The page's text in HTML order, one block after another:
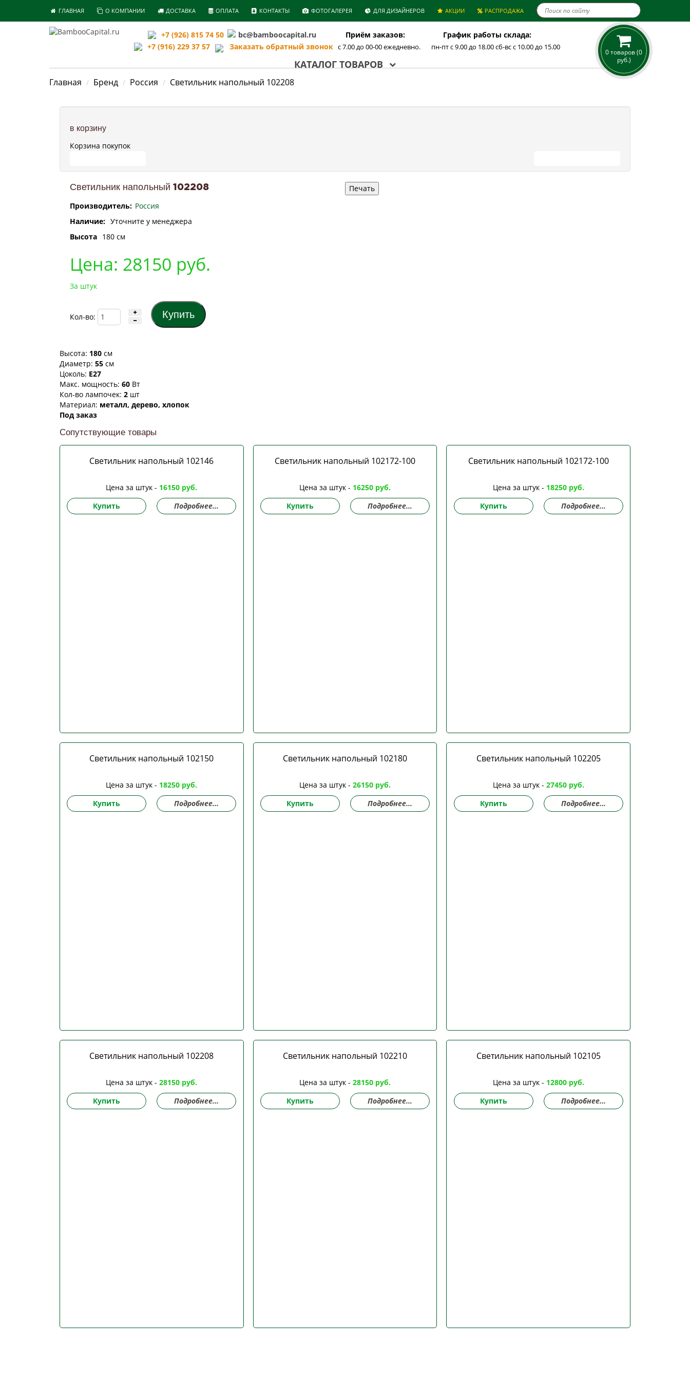
ГЛАВНАЯ О КОМПАНИИ ДОСТАВКА ОПЛАТА КОНТАКТЫ ФОТОГАЛЕРЕЯ ДЛЯ ДИЗАЙНЕРОВ АКЦИИ РАСПРОДАЖА
+7 (926) 815 74 50 bc@bamboocapital.ru Приём заказов:
График работы склада:
+7 (916) 229 37 57
Заказать обратный звонок с 7.00 до 00-00 ежедневно. пн-пт с 9.00 до 18.00 сб-вс с 10.00 до 15.00
0 товаров (0
руб.)
КАТАЛОГ ТОВАРОВ
Главная Бренд Россия Светильник напольный 102208
в корзину
Корзина покупок
Светильник напольный 102208
Производитель: Россия
Наличие: Уточните у менеджера
Высота 180 cм
Цена: 28150 руб.
За штук
Кол-во:
Высота: 180 см
Диаметр: 55 см
Цоколь: Е27
Макс. мощность: 60 Вт
Кол-во лампочек: 2 шт
Материал: металл, дерево, хлопок
Под заказ
Сопутствующие товары
Светильник напольный 102146
Цена за штук - 16150 руб.
Купить
Подробнее...
Светильник напольный 102172-100
Цена за штук - 16250 руб.
Купить
Подробнее...
Светильник напольный 102172-100
Цена за штук - 18250 руб.
Купить
Подробнее...
Светильник напольный 102150
Цена за штук - 18250 руб.
Купить
Подробнее...
Светильник напольный 102180
Цена за штук - 26150 руб.
Купить
Подробнее...
Светильник напольный 102205
Цена за штук - 27450 руб.
Купить
Подробнее...
Светильник напольный 102208
Цена за штук -28150 руб.
Купить
Подробнее...
Светильник напольный 102210
Цена за штук - 28150 руб.
Купить
Подробнее...
Светильник напольный 102105
Цена за штук - 12800 руб.
Купить
Подробнее...